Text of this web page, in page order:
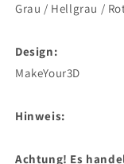
Grau / Hellgrau /
Design:
MakeYour3D
Hinweis:
Achtung! Es